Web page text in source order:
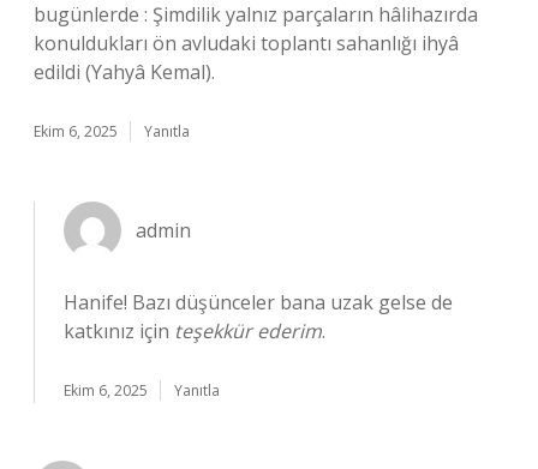
bugünlerde : Şimdilik yalnız parçaların hâlihazırda
konuldukları ön avludaki toplantı sahanlığı ihyâ
edildi (Yahyâ Kemal).
Ekim 6, 2025 Yanıtla
admin
Hanife! Bazı düşünceler bana uzak gelse de
katkınız için teşekkür ederim.
Ekim 6, 2025 Yanıtla